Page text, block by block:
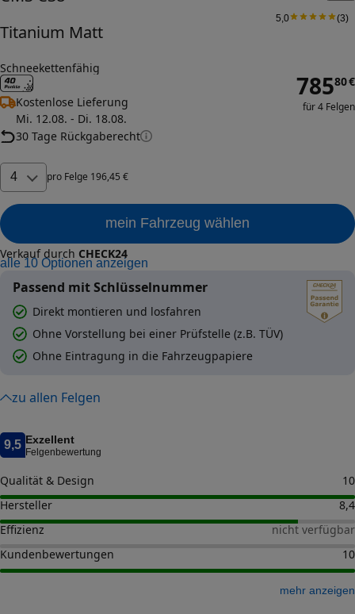
Titanium Matt
5,0 (3)
Schneekettenfähig
Kostenlose Lieferung
Mi. 12.08. - Di. 18.08.
30 Tage Rückgaberecht
78580€
für 4 Felgen
4 pro Felge 196,45 €
mein Fahrzeug wählen
Verkauf durch CHECK24
alle 10 Optionen anzeigen
Passend mit Schlüsselnummer
Direkt montieren und losfahren
Ohne Vorstellung bei einer Prüfstelle (z.B. TÜV)
Ohne Eintragung in die Fahrzeugpapiere
zu allen Felgen
9,5 Exzellent
Felgenbewertung
Qualität & Design
10
Hersteller
8,4
Effizienz
nicht verfügbar
Kundenbewertungen
10
mehr anzeigen